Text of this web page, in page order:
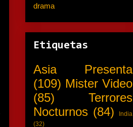
drama
Etiquetas
Asia Presenta
(109) Mister Video
(85)
Terrores
Nocturnos (84)
India
(32)